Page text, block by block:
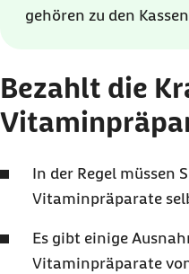
gehören zu den
Bezahlt die
In der Regel müssen
Vitaminpräparate
Es gibt einige
Vitaminpräparate